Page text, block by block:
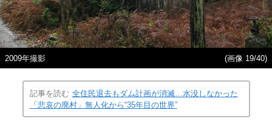
2009年撮影 (画像 19/40)
記事を読む 全住民退去もダム計画が消滅…水没しなかった
「悲哀の廃村」無人化から“35年目の世界”